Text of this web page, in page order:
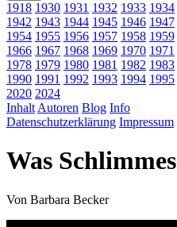
1918 1930 1931 1932 1933 1934
1942 1943 1944 1945 1946 1947
1954 1955 1956 1957 1958 1959
1966 1967 1968 1969 1970 1971
1978 1979 1980 1981 1982 1983
1990 1991 1992 1993 1994 1995
2020 2024
Inhalt Autoren Blog Info
Datenschutzerklärung Impressum
Was Schlimmes
Von Barbara Becker